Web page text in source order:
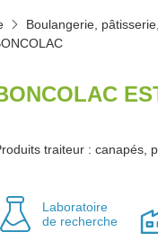
Boulangerie,
traiteur : canapés,
Laboratoire
de recherche